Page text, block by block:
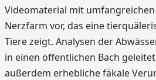
Videomaterial mit
Nerzfarm vor, das eine
Tiere zeigt. Analysen der
in einen öffentlichen Bach
außerdem erhebliche fäkale